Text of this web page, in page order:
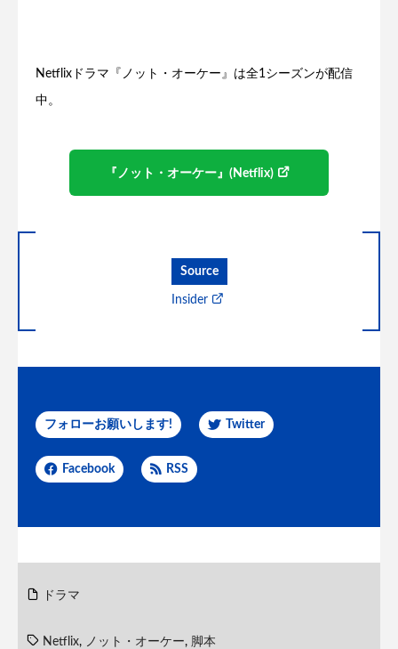
Netflixドラマ『ノット・オーケー』は全1シーズンが配信
中。
『ノット・オーケー』(Netflix)
Source
Insider
フォローお願いします! Twitter
Facebook RSS
ドラマ
Netflix, ノット・オーケー, 脚本